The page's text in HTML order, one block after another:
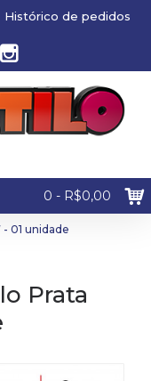
Histórico de pedidos
0 - R$0,00
01 unidade
Prata